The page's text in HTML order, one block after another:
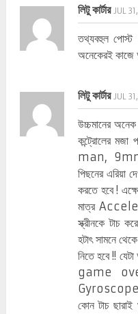
লিটু কার্টার JUL
তথ্যবহুল পোস্ট
অনেকেরই
লিটু কার্টার JUL
উচ্চমানের
কন্ট্রোলের
man, 9mm
পিছনের
করতে হবে !
মাত্র
স্ক্রীনকে টাচ
হটাৎ সামনে
নিতে হবে !!
game
Gyroscope
কোন টাচ ছারাই